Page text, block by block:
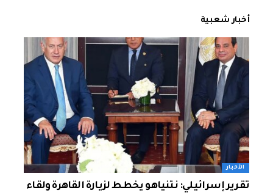
أخبار شعبية
الأخبار
تقرير إسرائيلي: نتنياهو يخطط لزيارة القاهرة ولقاء